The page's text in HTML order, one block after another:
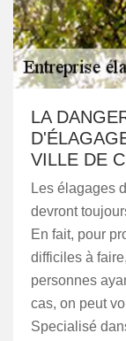
LA
VILLE DE
Les élagages
devront
En fait, pour
difficiles à
personnes
cas, on peut
Specialisé